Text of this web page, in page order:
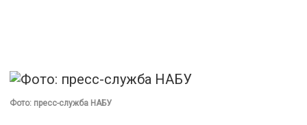
Фото: пресс-служба НАБУ